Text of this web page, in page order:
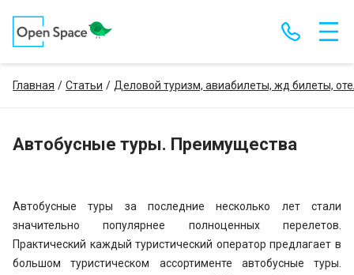
Главная Статьи Деловой туризм, авиабилеты, жд билеты,
Автобусные туры. Преимущества
Автобусные туры за последние несколько лет стали
значительно популярнее полноценных перелетов.
Практический каждый туристический оператор предлагает в
большом туристическом ассортименте автобусные туры.